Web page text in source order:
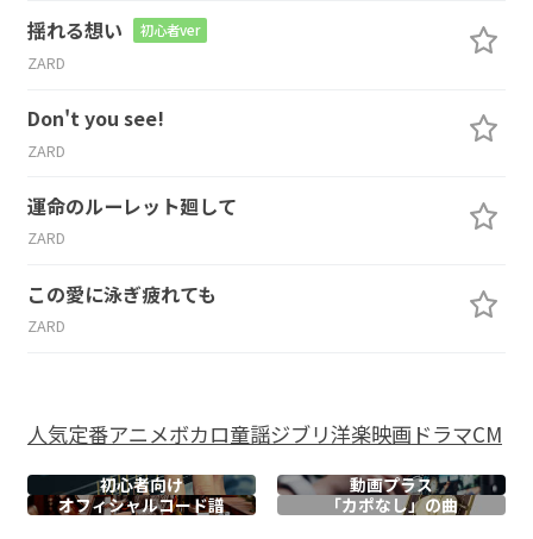
揺れる想い 初心者ver
ZARD
Don't you see!
ZARD
運命のルーレット廻して
ZARD
この愛に泳ぎ疲れても
ZARD
人気定番アニメボカロ童謡ジブリ洋楽映画ドラマCM
初心者向け
動画プラス
オフィシャルコード譜 「カポなし」の曲